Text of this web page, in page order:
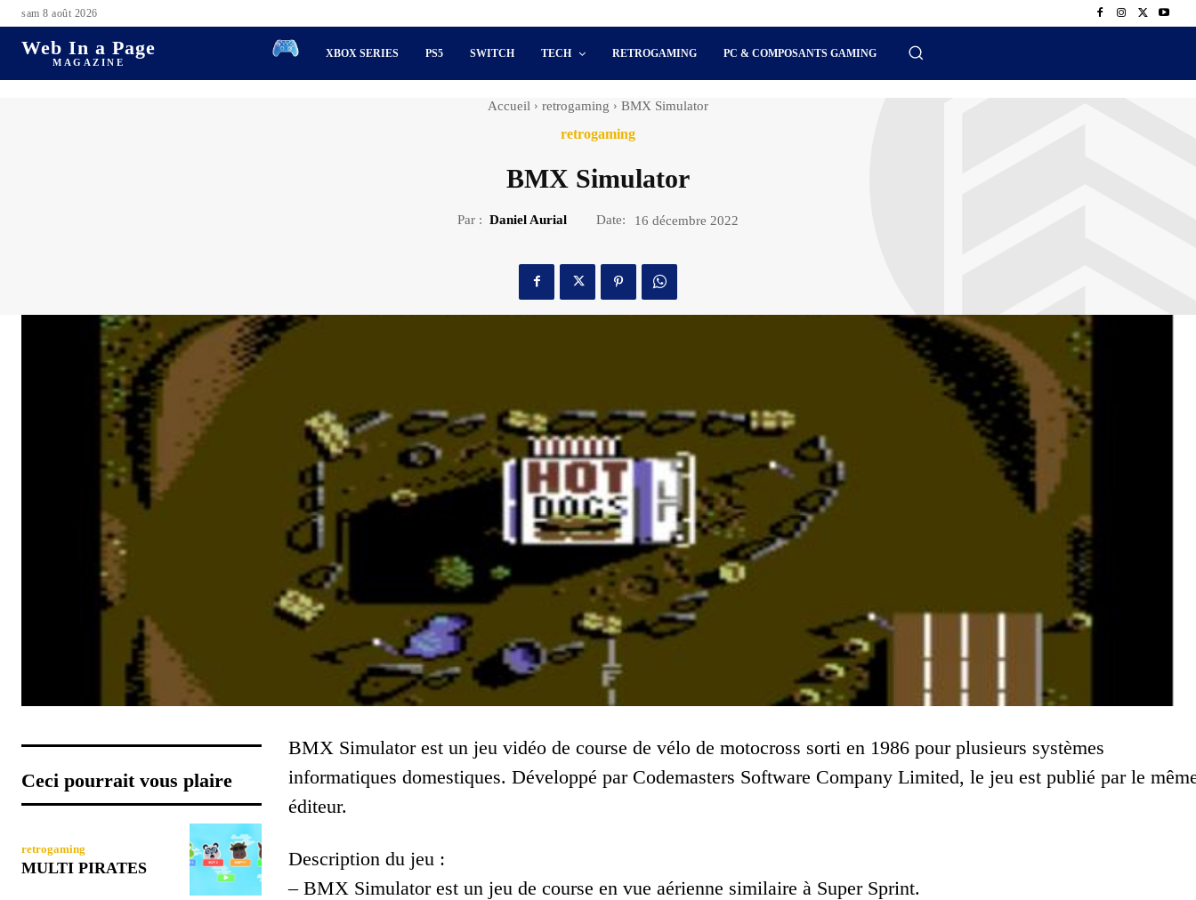
sam 8 août 2026
Web In a Page
MAGAZINE
XBOX SERIES PS5 SWITCH TECH RETROGAMING PC & COMPOSANTS GAMING
Accueil retrogaming BMX Simulator
retrogaming
BMX Simulator
Par : Daniel Aurial Date: 16 décembre 2022
Ceci pourrait vous plaire
retrogaming
MULTI PIRATES
BMX Simulator est un jeu vidéo de course de vélo de motocross sorti en 1986 pour plusieurs systèmes
informatiques domestiques. Développé par Codemasters Software Company Limited, le jeu est publié par le
éditeur.
Description du jeu :
– BMX Simulator est un jeu de course en vue aérienne similaire à Super Sprint.